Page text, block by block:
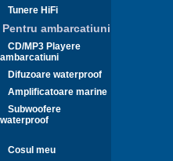
Tunere HiFi
Pentru ambarcatiuni
CD/MP3 Playere
ambarcatiuni
Difuzoare waterproof
Amplificatoare marine
Subwoofere
waterproof
Cosul meu